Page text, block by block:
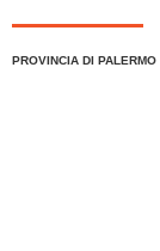
PROVINCIA DI PALERMO